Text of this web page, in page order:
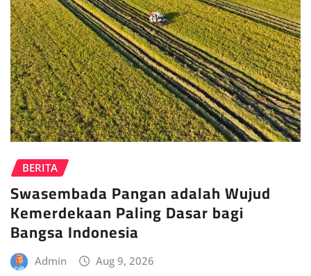
BERITA
Swasembada Pangan adalah Wujud
Kemerdekaan Paling Dasar bagi
Bangsa Indonesia
Admin Aug 9, 2026